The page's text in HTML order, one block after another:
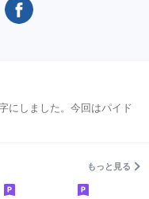
にしました。今回はパイド
もっと見る